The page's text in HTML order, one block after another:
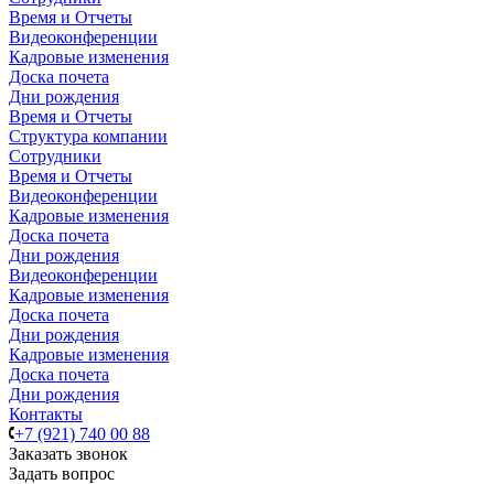
Время и Отчеты
Видеоконференции
Кадровые изменения
Доска почета
Дни рождения
Время и Отчеты
Структура компании
Сотрудники
Время и Отчеты
Видеоконференции
Кадровые изменения
Доска почета
Дни рождения
Видеоконференции
Кадровые изменения
Доска почета
Дни рождения
Кадровые изменения
Доска почета
Дни рождения
Контакты
+7 (921) 740 00 88
Заказать звонок
Задать вопрос